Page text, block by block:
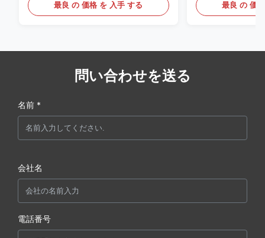
最良 の 価格 を 入手 する 最良 の 価
問い合わせを送る
名前 *
会社名
電話番号